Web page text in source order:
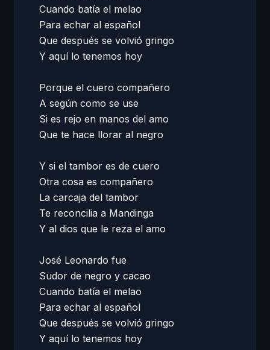
Cuando batía el melao
Para echar al español
Que después se volvió gringo
Y aquí lo tenemos hoy
Porque el cuero compañero
A según como se use
Si es rejo en manos del amo
Que te hace llorar al negro
Y si el tambor es de cuero
Otra cosa es compañero
La carcaja del tambor
Te reconcilia a Mandinga
Y al dios que le reza el amo
José Leonardo fue
Sudor de negro y cacao
Cuando batía el melao
Para echar al español
Que después se volvió gringo
Y aquí lo tenemos hoy